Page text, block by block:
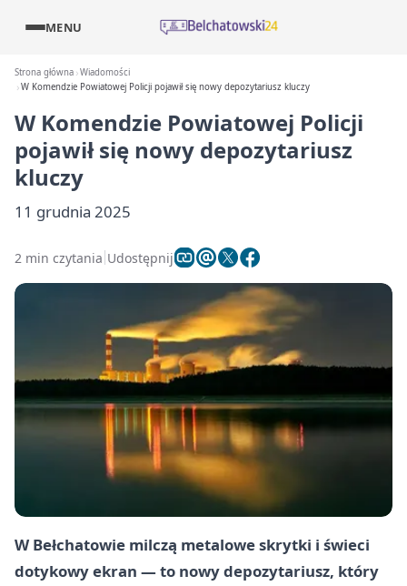
MENU
Strona główna Wiadomości
W Komendzie Powiatowej Policji pojawił się nowy depozytariusz kluczy
W Komendzie Powiatowej Policji
pojawił się nowy depozytariusz
kluczy
11 grudnia 2025
2 min czytania Udostępnij
W Bełchatowie milczą metalowe skrytki i świeci
dotykowy ekran — to nowy depozytariusz, który